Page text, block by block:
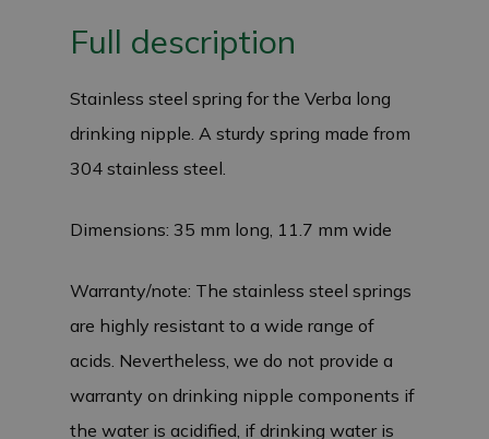
Full description
Stainless steel spring for the Verba long
drinking nipple. A sturdy spring made from
304 stainless steel.
Dimensions: 35 mm long, 11.7 mm wide
Warranty/note: The stainless steel springs
are highly resistant to a wide range of
acids. Nevertheless, we do not provide a
warranty on drinking nipple components if
the water is acidified, if drinking water is